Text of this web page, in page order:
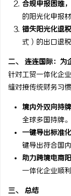
合规申报困难
的阳光化申报
错失阳光化退
式）的出口退
二、 连连国际：为
针对工贸一体化企
缝对接传统财务习
境内外双向持
全球多国持牌
一键导出标准
键导出符合国
助力跨境电商
一体化企业顺
三、 总结